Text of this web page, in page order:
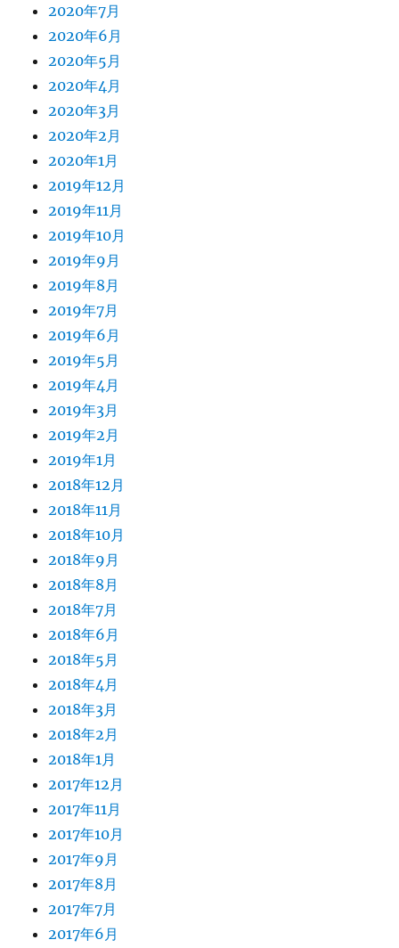
2020年7月
2020年6月
2020年5月
2020年4月
2020年3月
2020年2月
2020年1月
2019年12月
2019年11月
2019年10月
2019年9月
2019年8月
2019年7月
2019年6月
2019年5月
2019年4月
2019年3月
2019年2月
2019年1月
2018年12月
2018年11月
2018年10月
2018年9月
2018年8月
2018年7月
2018年6月
2018年5月
2018年4月
2018年3月
2018年2月
2018年1月
2017年12月
2017年11月
2017年10月
2017年9月
2017年8月
2017年7月
2017年6月